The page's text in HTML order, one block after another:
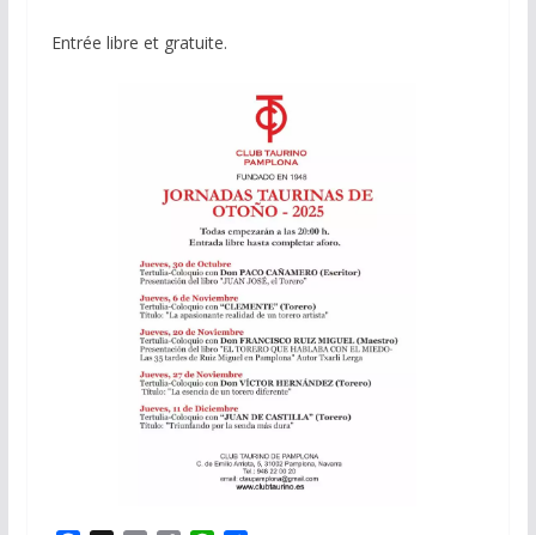
Entrée libre et gratuite.